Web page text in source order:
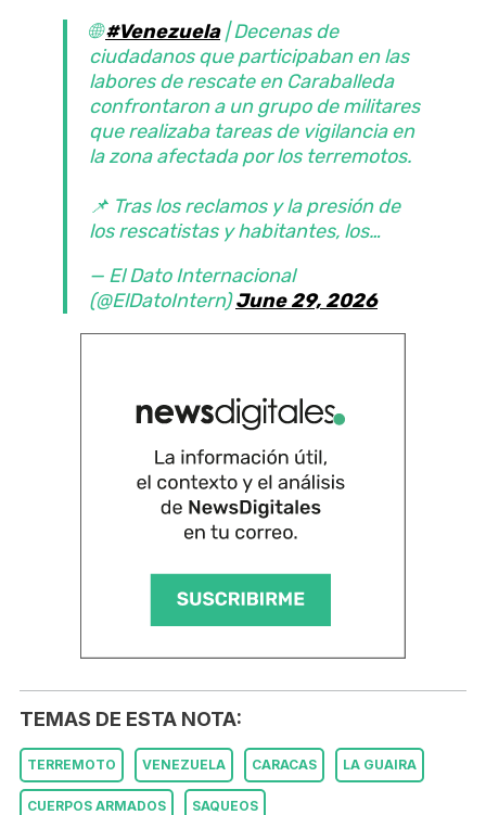
🌐#Venezuela| Decenas de
ciudadanos que participaban en las
labores de rescate en Caraballeda
confrontaron a un grupo de militares
que realizaba tareas de vigilancia en
la zona afectada por los terremotos.
📌 Tras los reclamos y la presión de
los rescatistas y habitantes, los…
— El Dato Internacional
(@ElDatoIntern)June 29, 2026
TEMAS DE ESTA NOTA:
TERREMOTO VENEZUELA CARACAS LA GUAIRA
CUERPOS ARMADOS SAQUEOS